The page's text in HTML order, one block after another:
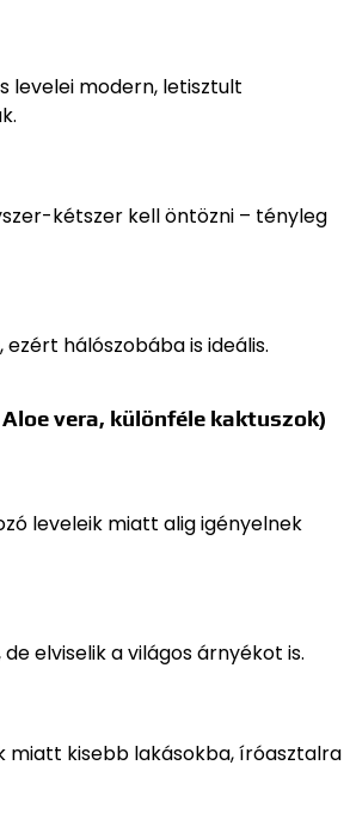
levelei modern, letisztult
kétszer kell öntözni – tényleg
hálószobába is ideális.
vera, különféle kaktuszok)
leveleik miatt alig igényelnek
elviselik a világos árnyékot is.
miatt kisebb lakásokba, íróasztalra